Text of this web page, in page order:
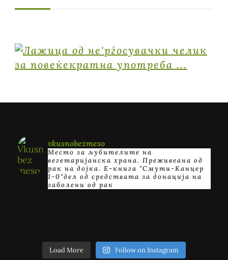
vkusnobezmeso
Место за љубителите на
вегетаријанска храна. Преживеана од
рак на дојка. E-книга "Смути-Канцер
1-0"дел од средствата за донација на
заболени од рак
Load More Follow on Instagram